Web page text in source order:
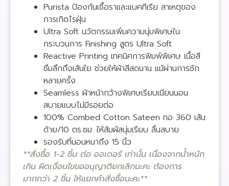
Purista ป้องกันเชื้อราและแบคทีเรีย สาเหตุของ
การเกิดไรฝุ่น
Ultra Soft นวัตกรรมเพิ่มความนุ่มพิเศษใน
กระบวนการ Finishing สูตร Ultra Soft
Reactive Printing เทคนิคการพิมพ์พิเศษ เนื้อสี
ซึมลึกถึงเส้นใย ช่วยให้ผ้าสีสดนาน แม้ผ่านการซัก
หลายครั้ง
Seamless ผ้าหน้ากว้างพิเศษเรียบเนียนนอน
สบายแบบไม่มีรอยต่อ
100% Combed Cotton Sateen ทอ 360 เส้น
ด้าย/10 ตร.ซม. ให้สัมผัสนุ่มเรียบ ลื่นสบาย
รองรับที่นอนหนาถึง 15 นิ้ว
**สั่งซื้อ 1-2 ชิ้น ต่อ ออเดอร์ เท่านั้น เนื่องจากน้ำหนัก
เกิน ผิดเงื่อนไขขออนุญาติยกเลิกนะคะ ต้องการ
มากกว่า 2 ชิ้น ให้แยกคำสั่งซื้อนะคะ**